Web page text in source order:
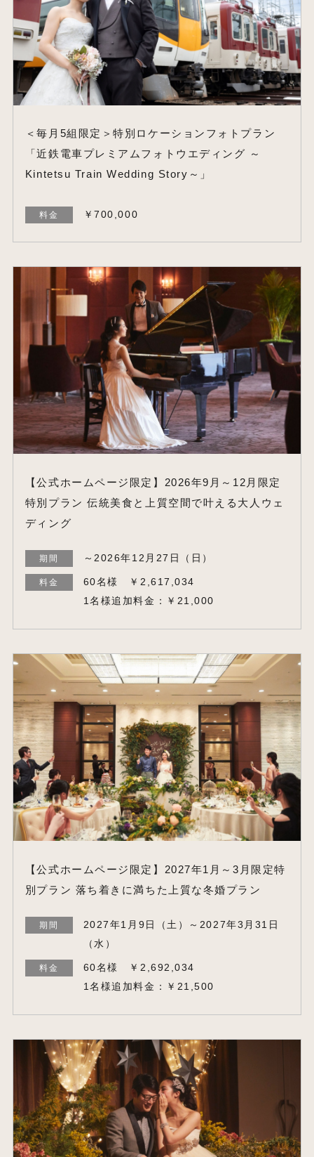
＜毎月5組限定＞特別ロケーションフォトプラン
「近鉄電車プレミアムフォトウエディング ～
Kintetsu Train Wedding Story～」
料金 ￥700,000
【公式ホームページ限定】2026年9月～12月限定
特別プラン 伝統美食と上質空間で叶える大人ウェ
ディング
期間 ～2026年12月27日（日）
料金
60名様 ￥2,617,034
1名様追加料金：￥21,000
【公式ホームページ限定】2027年1月～3月限定特
別プラン 落ち着きに満ちた上質な冬婚プラン
期間
2027年1月9日（土）～2027年3月31日
（水）
料金
60名様 ￥2,692,034
1名様追加料金：￥21,500